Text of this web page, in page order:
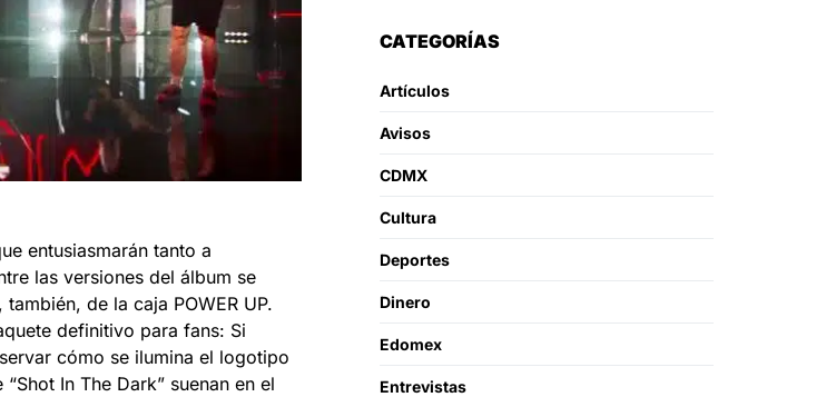
entusiasmarán tanto a
las versiones del álbum se
de la caja POWER UP.
definitivo para fans: Si
cómo se ilumina el logotipo
In The Dark” suenan en el
CATEGORÍAS
Artículos
Avisos
CDMX
Cultura
Deportes
Dinero
Edomex
Entrevistas